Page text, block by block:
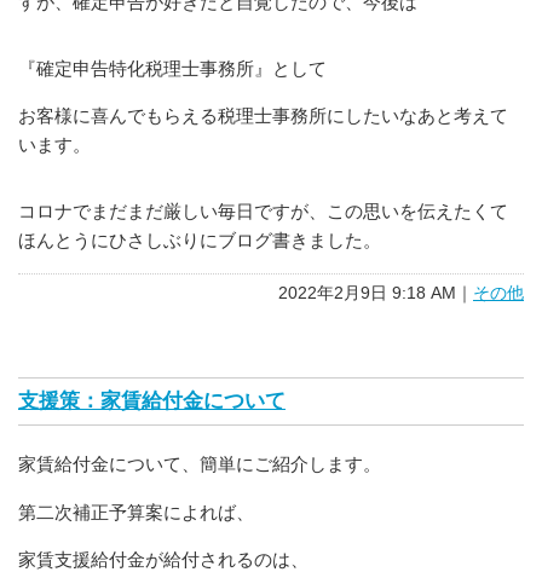
『確定申告特化税理士事務所』として
お客様に喜んでもらえる税理士事務所にしたいなあと考えて
います。
コロナでまだまだ厳しい毎日ですが、この思いを伝えたくて
ほんとうにひさしぶりにブログ書きました。
2022年2月9日 9:18 AM｜ その他
支援策：家賃給付金について
家賃給付金について、簡単にご紹介します。
第二次補正予算案によれば、
家賃支援給付金が給付されるのは、